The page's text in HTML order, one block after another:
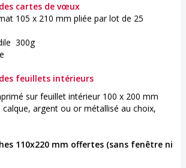
cartes de vœux
105 x 210 mm pliée par lot de 25
300g
feuillets intérieurs
sur feuillet intérieur 100 x 200 mm
calque, argent ou or métallisé au choix,
110x220 mm offertes (sans fenêtre ni